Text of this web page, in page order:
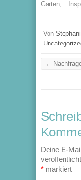
Garten,
Von
←
Deine E-
* markiert